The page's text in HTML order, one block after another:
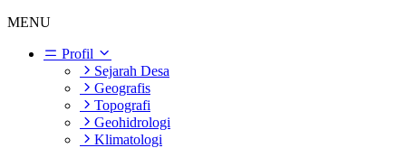
MENU
Profil
Sejarah Desa
Geografis
Topografi
Geohidrologi
Klimatologi